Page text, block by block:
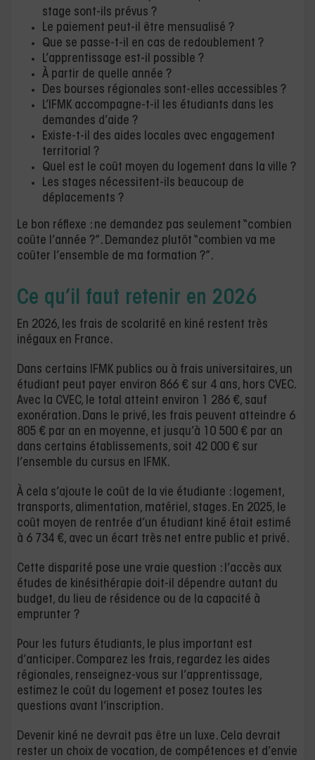
stage sont-ils prévus ?
Le paiement peut-il être mensualisé ?
Que se passe-t-il en cas de redoublement ?
L’apprentissage est-il possible ?
À partir de quelle année ?
Des bourses régionales sont-elles accessibles ?
L’IFMK accompagne-t-il les étudiants dans les
demandes d’aide ?
Existe-t-il des aides locales avec engagement
territorial ?
Quel est le coût moyen du logement dans la ville ?
Les stages nécessitent-ils beaucoup de
déplacements ?
Le bon réflexe : ne demandez pas seulement “combien
coûte l’année ?”. Demandez plutôt “combien va me
coûter l’ensemble de ma formation ?”.
Ce qu’il faut retenir en 2026
En 2026, les frais de scolarité en kiné restent très
inégaux en France.
Dans certains IFMK publics ou à frais universitaires, un
étudiant peut payer environ 866 € sur 4 ans, hors CVEC.
Avec la CVEC, le total atteint environ 1 286 €, sauf
exonération. Dans le privé, les frais peuvent atteindre 6
805 € par an en moyenne, et jusqu’à 10 500 € par an
dans certains établissements, soit 42 000 € sur
l’ensemble du cursus en IFMK.
À cela s’ajoute le coût de la vie étudiante : logement,
transports, alimentation, matériel, stages. En 2025, le
coût moyen de rentrée d’un étudiant kiné était estimé
à 6 734 €, avec un écart très net entre public et privé.
Cette disparité pose une vraie question : l’accès aux
études de kinésithérapie doit-il dépendre autant du
budget, du lieu de résidence ou de la capacité à
emprunter ?
Pour les futurs étudiants, le plus important est
d’anticiper. Comparez les frais, regardez les aides
régionales, renseignez-vous sur l’apprentissage,
estimez le coût du logement et posez toutes les
questions avant l’inscription.
Devenir kiné ne devrait pas être un luxe. Cela devrait
rester un choix de vocation, de compétences et d’envie